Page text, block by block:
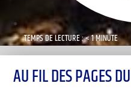
TEMPS DE LECTURE : < 1 MINUTE
AU FIL DES PAGES